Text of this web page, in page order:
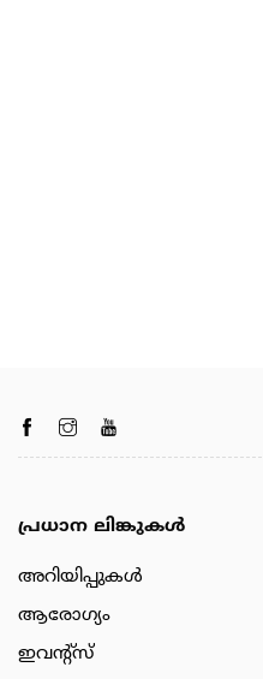
പ്രധാന ലിങ്കുകൾ
അറിയിപ്പുകള്‍
ആരോഗ്യം
ഇവന്റ്സ്